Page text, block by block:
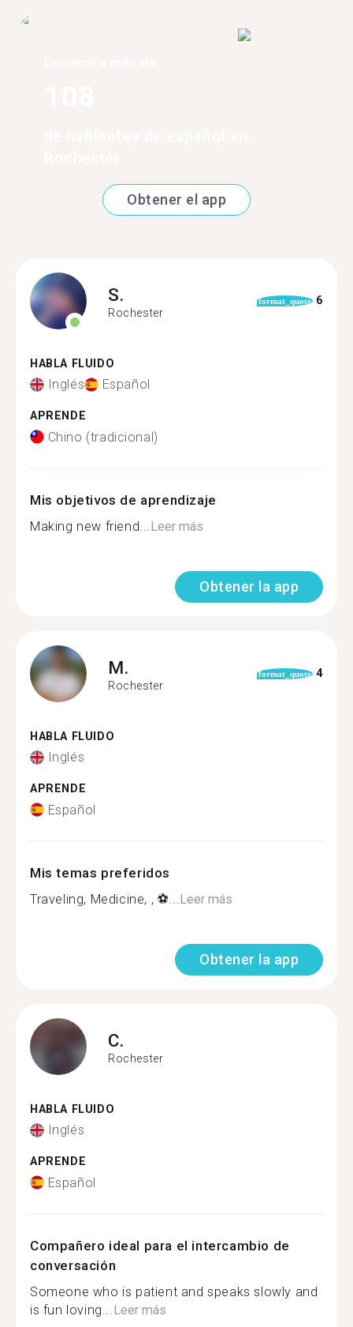
Obtener el app
S.
Rochester
format_quote 6
HABLA FLUIDO
Inglés Español
APRENDE
Chino (tradicional)
Mis objetivos de aprendizaje
Making new friend... Leer más
Obtener la app
M.
Rochester
format_quote 4
HABLA FLUIDO
Inglés
APRENDE
Español
Mis temas preferidos
Traveling, Medicine, , ⚽️... Leer más
Obtener la app
C.
Rochester
HABLA FLUIDO
Inglés
APRENDE
Español
Compañero ideal para el intercambio de
conversación
Someone who is patient and speaks slowly and
is fun loving... Leer más